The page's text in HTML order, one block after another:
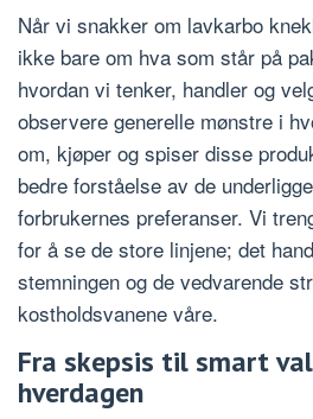
Når vi snakker om lavkarbo
ikke bare om hva som står på
hvordan vi tenker, handler og
observere generelle mønstre i
om, kjøper og spiser disse
bedre forståelse av de
forbrukernes preferanser. Vi
for å se de store linjene; det
stemningen og de vedvarende
kostholdsvanene våre.
Fra skepsis til smart
hverdagen